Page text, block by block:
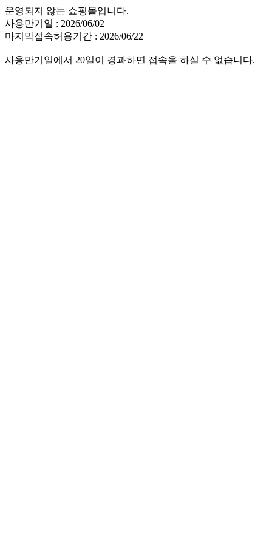
운영되지 않는 쇼핑몰입니다.
사용만기일 : 2026/06/02
마지막접속허용기간 : 2026/06/22
사용만기일에서 20일이 경과하면 접속을 하실 수 없습니다.